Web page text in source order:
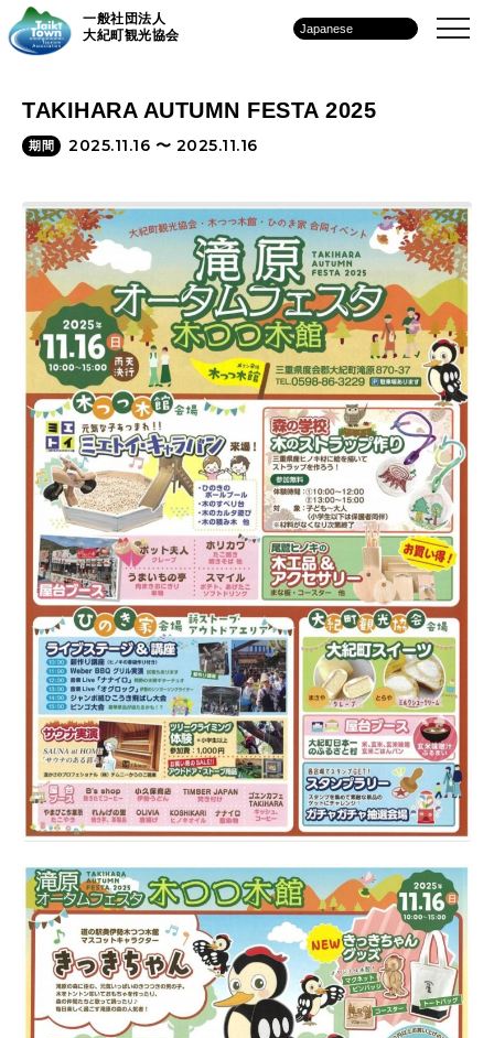
一般社団法人
大紀町観光協会
TAKIHARA AUTUMN FESTA 2025
期間 2025.11.16 〜 2025.11.16